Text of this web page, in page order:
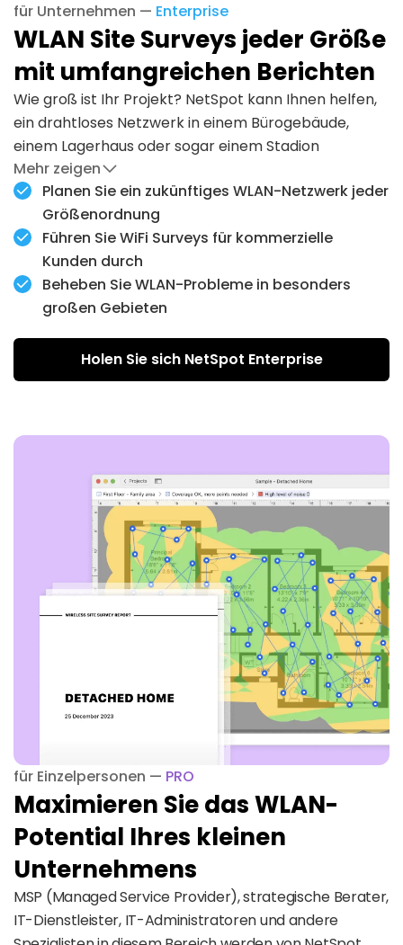
für Unternehmen — Enterprise
WLAN Site Surveys jeder Größe
mit umfangreichen Berichten
Wie groß ist Ihr Projekt? NetSpot kann Ihnen helfen,
ein drahtloses Netzwerk in einem Bürogebäude,
einem Lagerhaus oder sogar einem Stadion
einzurichten, zu vermessen und zu warten!
Die Enterprise-Lizenz bietet Ihren
Systemadministratoren, Ingenieuren und anderen
Technikern, die an einem WLAN-
Implementierungsprojekt beteiligt sind, eine
unbegrenzte Nutzung der NetSpot-Funktionen.
Dank der unbegrenzten Anzahl von Zonen,
Snapshots und Datenpunkten ist es ideal für größere
Unternehmen und deren Kunden.
Mehr zeigen
Planen Sie ein zukünftiges WLAN-Netzwerk jeder
Größenordnung
Führen Sie WiFi Surveys für kommerzielle
Kunden durch
Beheben Sie WLAN-Probleme in besonders
großen Gebieten
Holen Sie sich NetSpot Enterprise
für Einzelpersonen — PRO
Maximieren Sie das WLAN-
Potential Ihres kleinen
Unternehmens
MSP (Managed Service Provider), strategische Berater,
IT-Dienstleister, IT-Administratoren und andere